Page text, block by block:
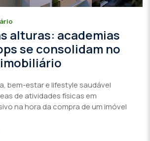
alturas: academias
se consolidam no
bem-estar e lifestyle saudável
de atividades físicas em
na hora da compra de um imóvel